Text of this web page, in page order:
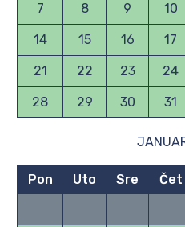
7 8 9 10
14 15 16 17
21 22 23 24
28 29 30 31
Pon Uto Sre Čet